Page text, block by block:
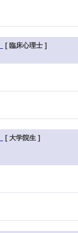
[ 臨床心理士 ]
[ 大学院生 ]